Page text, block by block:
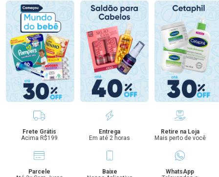
Benefícios
Frete Grátis
Acima R$199
Entrega
Em até 2 horas
Retire na Loja
Mais perto de você
Parcele
Baixe
WhatsApp